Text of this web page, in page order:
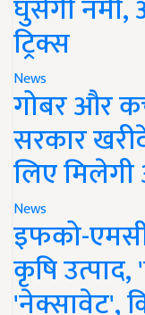
घुसेगी नमी,
ट्रिक्स
News
गोबर और
सरकार
लिए
News
इफको-
कृषि
'नेक्सावेट',